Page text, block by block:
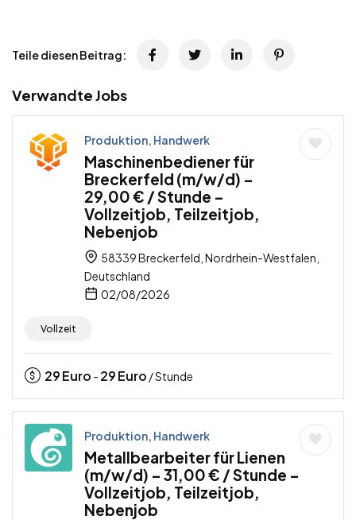
Teile diesen Beitrag:
Verwandte Jobs
Produktion, Handwerk
Maschinenbediener für
Breckerfeld (m/w/d) –
29,00 € / Stunde –
Vollzeitjob, Teilzeitjob,
Nebenjob
58339 Breckerfeld, Nordrhein-Westfalen,
Deutschland
02/08/2026
Vollzeit
29Euro - 29Euro / Stunde
Produktion, Handwerk
Metallbearbeiter für Lienen
(m/w/d) – 31,00 € / Stunde –
Vollzeitjob, Teilzeitjob,
Nebenjob